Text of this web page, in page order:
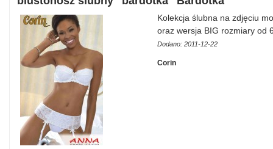
Kolekcja ślubna na zdjęciu
oraz wersja BIG rozmiary od
Dodano: 2011-12-22
Corin